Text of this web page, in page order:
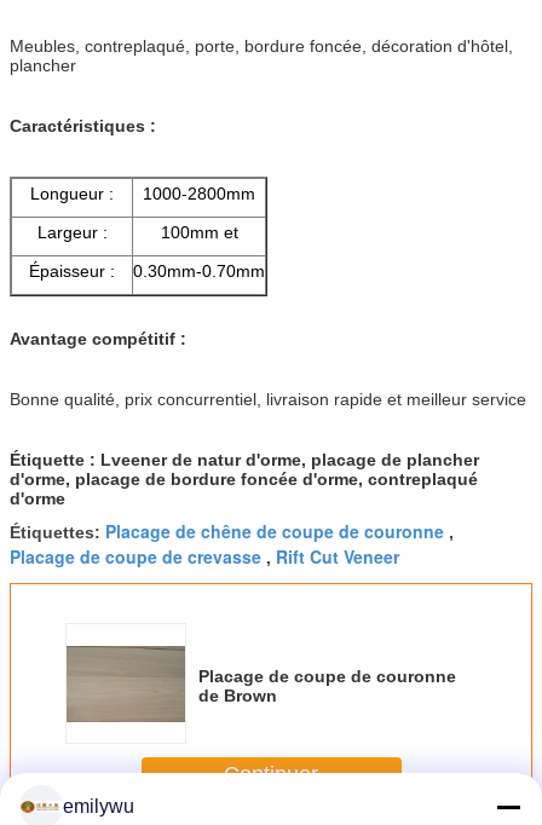
Meubles, contreplaqué, porte, bordure foncée, décoration d'hôtel,
plancher
Caractéristiques :
Longueur :
1000-2800mm
Largeur :
100mm et
Épaisseur :
0.30mm-0.70mm
Avantage compétitif :
Bonne qualité, prix concurrentiel, livraison rapide et meilleur service
Étiquette : Lveener de natur d'orme, placage de plancher
d'orme, placage de bordure foncée d'orme, contreplaqué
d'orme
Étiquettes: Placage de chêne de coupe de couronne ,
Placage de coupe de crevasse , Rift Cut Veneer
Placage de coupe de couronne
de Brown
Continuer
emilywu